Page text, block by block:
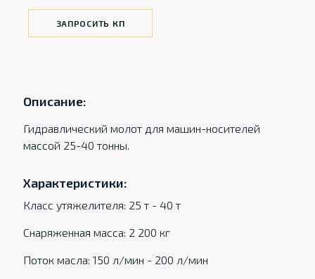
ЗАПРОСИТЬ КП
Описание:
Гидравлический молот для машин-носителей
массой 25-40 тонны.
Характеристики:
Класс утяжелителя: 25 т - 40 т
Снаряженная масса: 2 200 кг
Поток масла: 150 л/мин - 200 л/мин